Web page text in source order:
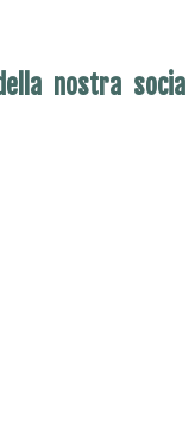
nostra socia